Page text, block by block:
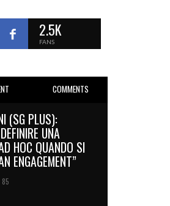
2.5K
FANS
COMMENTS
(SG PLUS):
UNA
HOC QUANDO SI
ENGAGEMENT”
85